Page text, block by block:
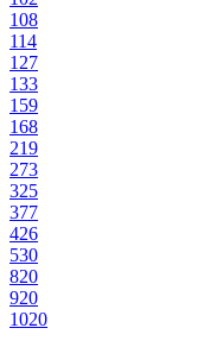
108
114
127
133
159
168
219
273
325
377
426
530
820
920
1020